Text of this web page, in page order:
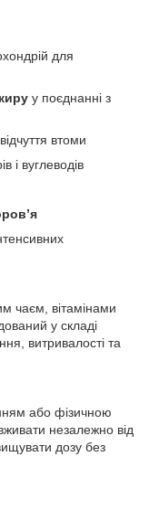
для
у поєднанні з
втоми
і вуглеводів
чаєм, вітамінами
у складі
витривалості та
або фізичною
незалежно від
дозу без